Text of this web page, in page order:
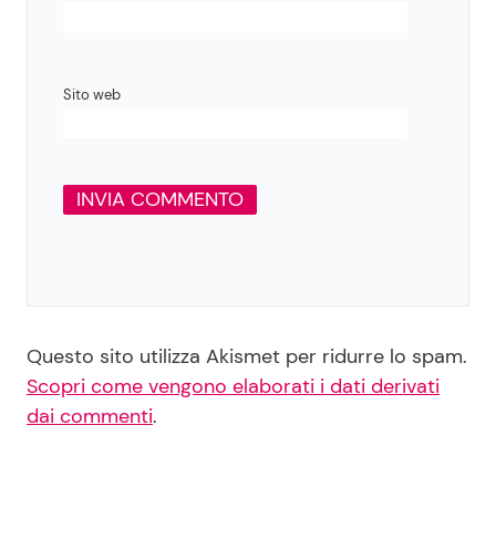
Sito web
Questo sito utilizza Akismet per ridurre lo spam.
Scopri come vengono elaborati i dati derivati
dai commenti.